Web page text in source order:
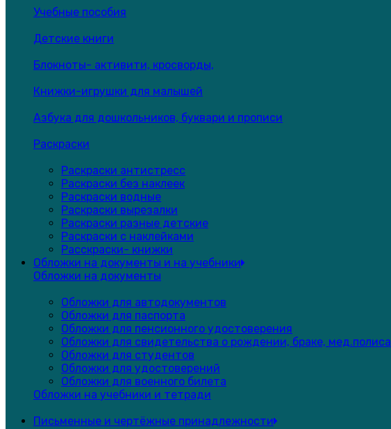
Учебные пособия
Детские книги
Блокноты- активити, кросворды,
Книжки-игрушки для малышей
Азбука для дошкольников, буквари и прописи
Раскраски
Раскраски антистресс
Раскраски без наклеек
Раскраски водные
Раскраски вырезалки
Раскраски разные детские
Раскраски с наклейками
Расскраски- книжки
Обложки на документы и на учебники
Обложки на документы
Обложки для автодокументов
Обложки для паспорта
Обложки для пенсионного удостоверения
Обложки для свидетельства о рождении, браке, мед.полиса
Обложки для студентов
Обложки для удостоверений
Обложки для военного билета
Обложки на учебники и тетради
Письменные и чертёжные принадлежности